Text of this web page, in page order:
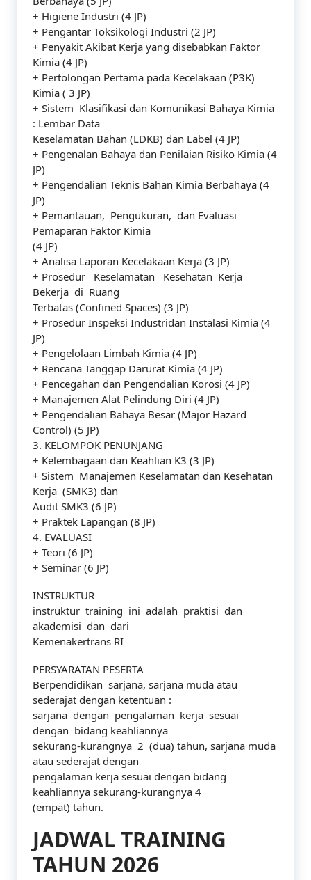
+ Higiene Industri (4 JP)
+ Pengantar Toksikologi Industri (2 JP)
+ Penyakit Akibat Kerja yang disebabkan Faktor
Kimia (4 JP)
+ Pertolongan Pertama pada Kecelakaan (P3K)
Kimia ( 3 JP)
+ Sistem Klasifikasi dan Komunikasi Bahaya Kimia
: Lembar Data
Keselamatan Bahan (LDKB) dan Label (4 JP)
+ Pengenalan Bahaya dan Penilaian Risiko Kimia (4
JP)
+ Pengendalian Teknis Bahan Kimia Berbahaya (4
JP)
+ Pemantauan, Pengukuran, dan Evaluasi
Pemaparan Faktor Kimia
(4 JP)
+ Analisa Laporan Kecelakaan Kerja (3 JP)
+ Prosedur Keselamatan Kesehatan Kerja
Bekerja di Ruang
Terbatas (Confined Spaces) (3 JP)
+ Prosedur Inspeksi Industridan Instalasi Kimia (4
JP)
+ Pengelolaan Limbah Kimia (4 JP)
+ Rencana Tanggap Darurat Kimia (4 JP)
+ Pencegahan dan Pengendalian Korosi (4 JP)
+ Manajemen Alat Pelindung Diri (4 JP)
+ Pengendalian Bahaya Besar (Major Hazard
Control) (5 JP)
3. KELOMPOK PENUNJANG
+ Kelembagaan dan Keahlian K3 (3 JP)
+ Sistem Manajemen Keselamatan dan Kesehatan
Kerja (SMK3) dan
Audit SMK3 (6 JP)
+ Praktek Lapangan (8 JP)
4. EVALUASI
+ Teori (6 JP)
+ Seminar (6 JP)
INSTRUKTUR
instruktur training ini adalah praktisi dan
akademisi dan dari
Kemenakertrans RI
PERSYARATAN PESERTA
Berpendidikan sarjana, sarjana muda atau
sederajat dengan ketentuan :
sarjana dengan pengalaman kerja sesuai
dengan bidang keahliannya
sekurang-kurangnya 2 (dua) tahun, sarjana muda
atau sederajat dengan
pengalaman kerja sesuai dengan bidang
keahliannya sekurang-kurangnya 4
(empat) tahun.
JADWAL TRAINING
TAHUN 2026